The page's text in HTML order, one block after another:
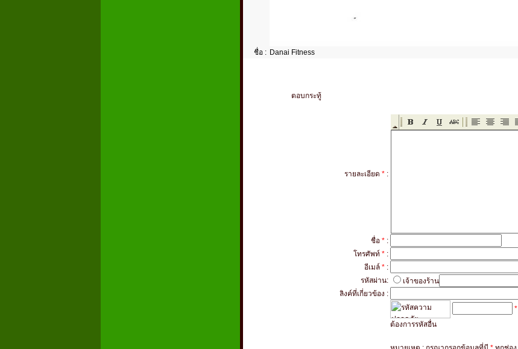
ชื่อ : Danai Fitness
ตอบกระทู้
รายละเอียด * :
ชื่อ * :
โทรศัพท์ * :
อีเมล์ * :
รหัสผ่าน:
เจ้าของร้าน
ลิงค์ที่เกี่ยวข้อง :
*
ต้องการรหัสอื่น